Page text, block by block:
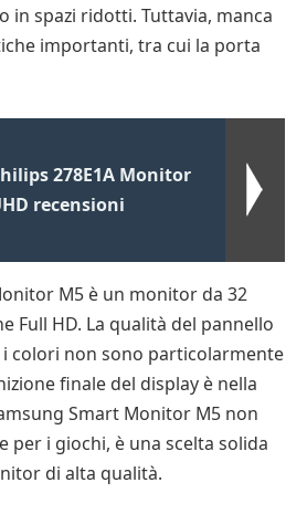
in spazi ridotti. Tuttavia, manca
importanti, tra cui la porta
278E1A Monitor
recensioni
M5 è un monitor da 32
Full HD. La qualità del pannello
i colori non sono particolarmente
finale del display è nella
Smart Monitor M5 non
per i giochi, è una scelta solida
di alta qualità.